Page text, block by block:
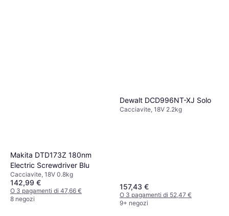
Makita DTD173Z 180nm
Electric Screwdriver Blu
Cacciavite, 18V 0.8kg
142,99 €
O 3 pagamenti di 47,66 €
8 negozi
Dewalt DCD996NT-XJ Solo
Cacciavite, 18V 2.2kg
157,43 €
O 3 pagamenti di 52,47 €
9+ negozi